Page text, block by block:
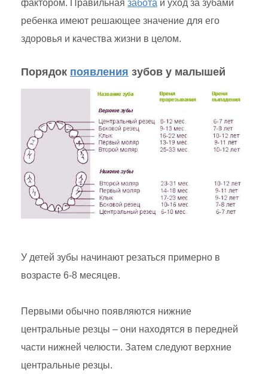
фактором. Правильная забота и уход за зубами
ребенка имеют решающее значение для его
здоровья и качества жизни в целом.
Порядок появления зубов у малышей
У детей зубы начинают резаться примерно в
возрасте 6-8 месяцев.
Первыми обычно появляются нижние
центральные резцы – они находятся в передней
части нижней челюсти. Затем следуют верхние
центральные резцы.